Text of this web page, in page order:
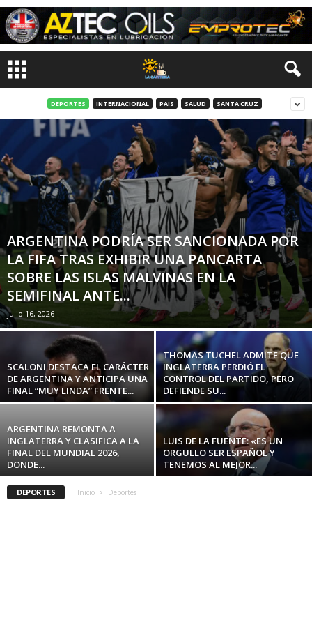
DEPORTES INTERNACIONAL PAIS SALUD SANTA CRUZ
ARGENTINA PODRÍA SER SANCIONADA POR
LA FIFA TRAS EXHIBIR UNA PANCARTA
SOBRE LAS ISLAS MALVINAS EN LA
SEMIFINAL ANTE...
julio 16, 2026
SCALONI DESTACA EL CARÁCTER
DE ARGENTINA Y ANTICIPA UNA
FINAL “MUY LINDA” FRENTE...
THOMAS TUCHEL ADMITE QUE
INGLATERRA PERDIÓ EL
CONTROL DEL PARTIDO, PERO
DEFIENDE SU...
ARGENTINA REMONTA A
INGLATERRA Y CLASIFICA A LA
FINAL DEL MUNDIAL 2026,
DONDE...
LUIS DE LA FUENTE: «ES UN
ORGULLO SER ESPAÑOL Y
TENEMOS AL MEJOR...
DEPORTES Inicio Deportes